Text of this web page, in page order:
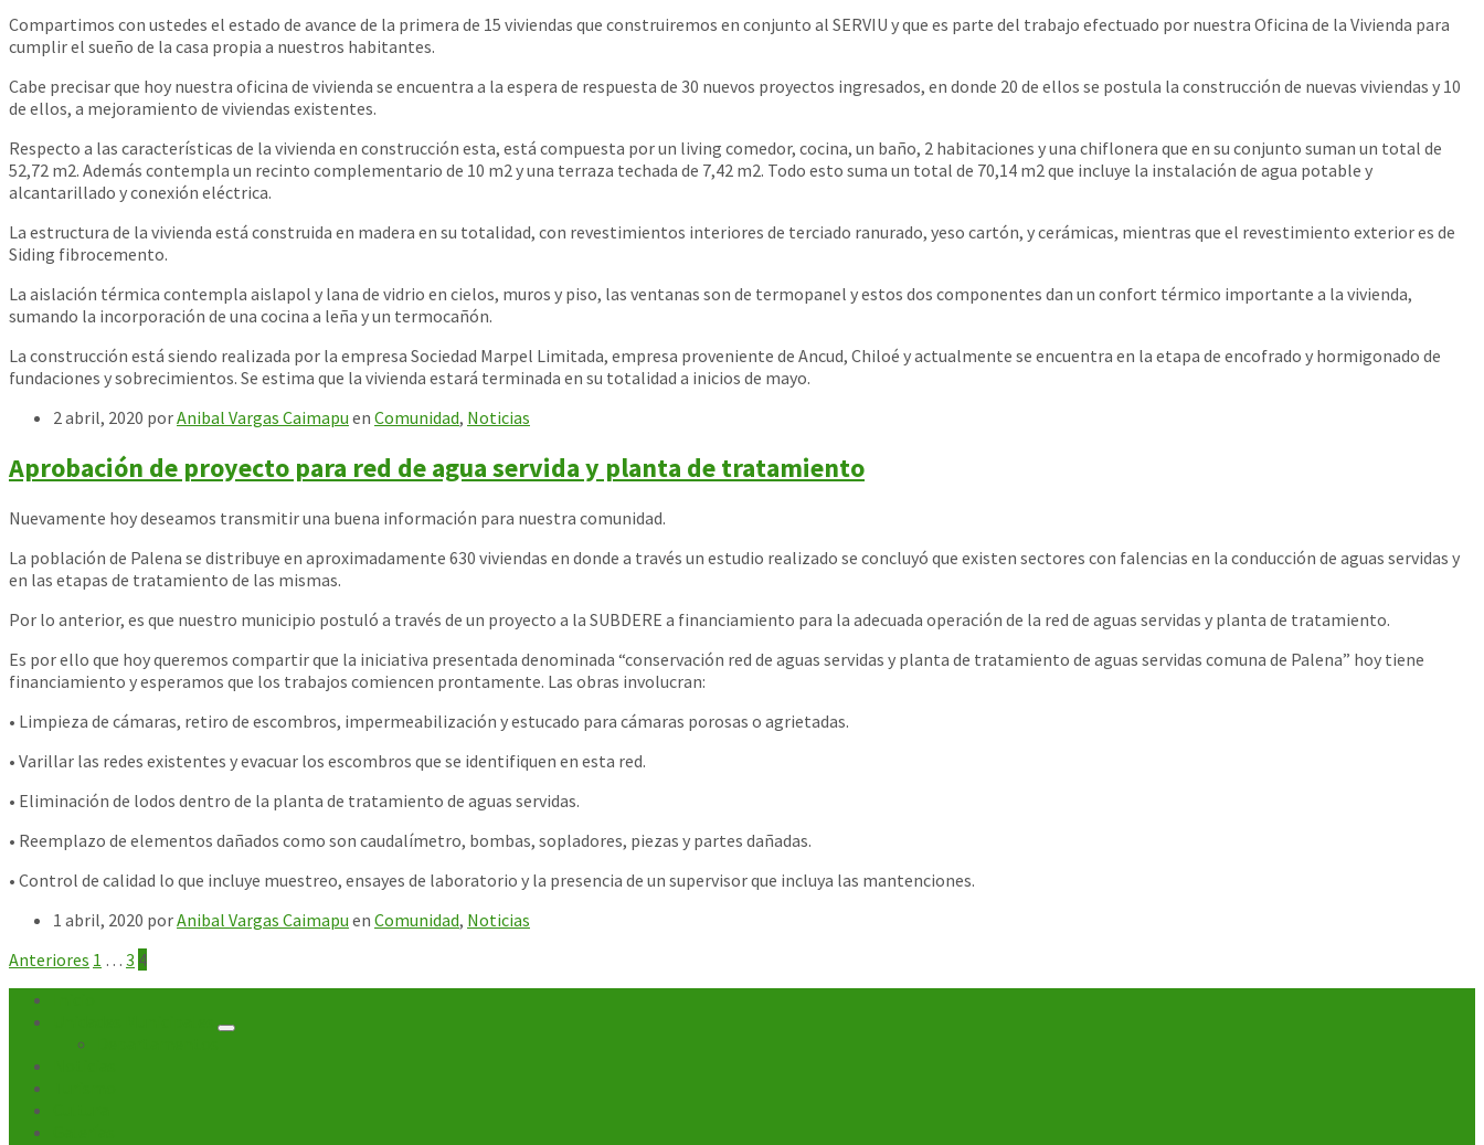
Compartimos con ustedes el estado de avance de la primera de 15 viviendas que construiremos en conjunto al SERVIU y que es parte del trabajo efectuado por nuestra Oficina de la Vivienda para
cumplir el sueño de la casa propia a nuestros habitantes.
Cabe precisar que hoy nuestra oficina de vivienda se encuentra a la espera de respuesta de 30 nuevos proyectos ingresados, en donde 20 de ellos se postula la construcción de nuevas viviendas y 10
de ellos, a mejoramiento de viviendas existentes.
Respecto a las características de la vivienda en construcción esta, está compuesta por un living comedor, cocina, un baño, 2 habitaciones y una chiflonera que en su conjunto suman un total de
52,72 m2. Además contempla un recinto complementario de 10 m2 y una terraza techada de 7,42 m2. Todo esto suma un total de 70,14 m2 que incluye la instalación de agua potable y
alcantarillado y conexión eléctrica.
La estructura de la vivienda está construida en madera en su totalidad, con revestimientos interiores de terciado ranurado, yeso cartón, y cerámicas, mientras que el revestimiento exterior es de
Siding fibrocemento.
La aislación térmica contempla aislapol y lana de vidrio en cielos, muros y piso, las ventanas son de termopanel y estos dos componentes dan un confort térmico importante a la vivienda,
sumando la incorporación de una cocina a leña y un termocañón.
La construcción está siendo realizada por la empresa Sociedad Marpel Limitada, empresa proveniente de Ancud, Chiloé y actualmente se encuentra en la etapa de encofrado y hormigonado de
fundaciones y sobrecimientos. Se estima que la vivienda estará terminada en su totalidad a inicios de mayo.
2 abril, 2020 porAnibal Vargas Caimapu en Comunidad, Noticias
Aprobación de proyecto para red de agua servida y planta de tratamiento
Nuevamente hoy deseamos transmitir una buena información para nuestra comunidad.
La población de Palena se distribuye en aproximadamente 630 viviendas en donde a través un estudio realizado se concluyó que existen sectores con falencias en la conducción de aguas servidas y
en las etapas de tratamiento de las mismas.
Por lo anterior, es que nuestro municipio postuló a través de un proyecto a la SUBDERE a financiamiento para la adecuada operación de la red de aguas servidas y planta de tratamiento.
Es por ello que hoy queremos compartir que la iniciativa presentada denominada “conservación red de aguas servidas y planta de tratamiento de aguas servidas comuna de Palena” hoy tiene
financiamiento y esperamos que los trabajos comiencen prontamente. Las obras involucran:
• Limpieza de cámaras, retiro de escombros, impermeabilización y estucado para cámaras porosas o agrietadas.
• Varillar las redes existentes y evacuar los escombros que se identifiquen en esta red.
• Eliminación de lodos dentro de la planta de tratamiento de aguas servidas.
• Reemplazo de elementos dañados como son caudalímetro, bombas, sopladores, piezas y partes dañadas.
• Control de calidad lo que incluye muestreo, ensayes de laboratorio y la presencia de un supervisor que incluya las mantenciones.
1 abril, 2020 porAnibal Vargas Caimapu en Comunidad, Noticias
Paginación
de
entradas
Anteriores 1 … 3 4